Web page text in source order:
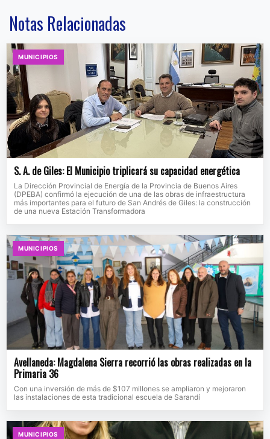
Notas Relacionadas
MUNICIPIOS
S. A. de Giles: El Municipio triplicará su capacidad energética
La Dirección Provincial de Energía de la Provincia de Buenos Aires
(DPEBA) confirmó la ejecución de una de las obras de infraestructura
más importantes para el futuro de San Andrés de Giles: la construcción
de una nueva Estación Transformadora
MUNICIPIOS
Avellaneda: Magdalena Sierra recorrió las obras realizadas en la
Primaria 36
Con una inversión de más de $107 millones se ampliaron y mejoraron
las instalaciones de esta tradicional escuela de Sarandí
MUNICIPIOS